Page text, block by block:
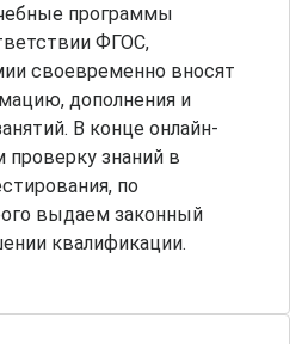
программы
ФГОС,
своевременно вносят
дополнения и
В конце онлайн-
проверку знаний в
по
выдаем законный
квалификации.